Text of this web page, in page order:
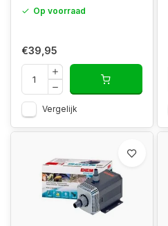
Op voorraad
€39,95
Vergelijk